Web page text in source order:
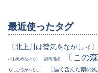
最近使ったタグ
〔北上川は熒気をながしィ〕
のお勤めなので〕 詩稿用紙 〔この
ちにひるがへるし〕 〔温く含んだ南の風